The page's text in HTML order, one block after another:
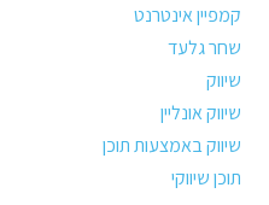
קמפיין אינטרנט
שחר גלעד
שיווק
שיווק אונליין
שיווק באמצעות תוכן
תוכן שיווקי